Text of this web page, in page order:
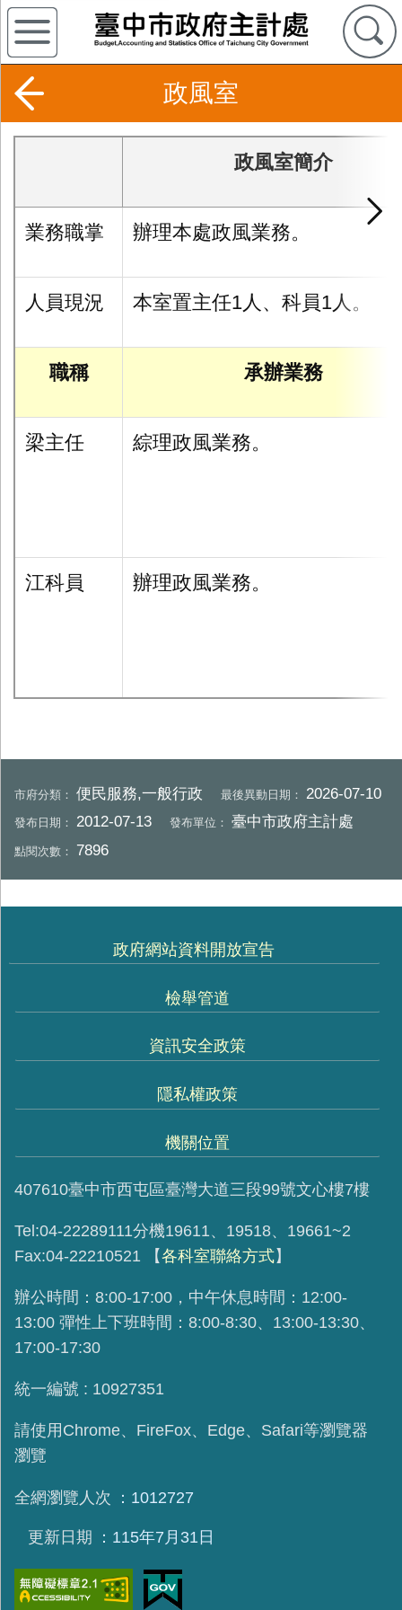
政風室
政風室簡介
業務職掌 辦理本處政風業務。
人員現況 本室置主任1人、科員1人。
職稱 承辦業務
梁主任 綜理政風業務。
江科員 辦理政風業務。
市府分類：便民服務,一般行政 最後異動日期：2026-07-10
發布日期：2012-07-13 發布單位：臺中市政府主計處
點閱次數： 7896
政府網站資料開放宣告
檢舉管道
資訊安全政策
隱私權政策
機關位置
407610臺中市西屯區臺灣大道三段99號文心樓7樓
Tel:04-22289111分機19611、19518、19661~2
Fax:04-22210521
【各科室聯絡方式】
辦公時間：8:00-17:00，中午休息時間：12:00-
13:00 彈性上下班時間：8:00-8:30、13:00-13:30、
17:00-17:30
統一編號 : 10927351
請使用 Chrome、FireFox、Edge、Safari等瀏覽器
瀏覽
全網瀏覽人次 1012727
更新日期 115年7月31日